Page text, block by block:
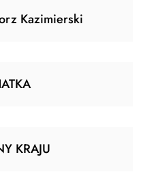
Kazimierski
KRAJU